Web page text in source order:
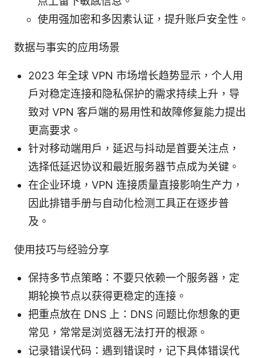
使用强加密和多因素认证，提升账户安全性。
数据与事实的应用场景
2023 年全球 VPN 市场增长趋势显示，个人用
户对稳定连接和隐私保护的需求持续上升，导
致对 VPN 客户端的易用性和故障修复能力提出
更高要求。
针对移动端用户，延迟与抖动是首要关注点，
选择低延迟协议和最近服务器节点成为关键。
在企业环境，VPN 连接质量直接影响生产力，
因此排错手册与自动化检测工具正在逐步普
及。
使用技巧与经验分享
保持多节点策略：不要只依赖一个服务器，定
期轮换节点以获得更稳定的连接。
把重点放在 DNS 上：DNS 问题比你想象的更
常见，常常是浏览器无法打开的根源。
记录错误代码：遇到错误时，记下具体错误代